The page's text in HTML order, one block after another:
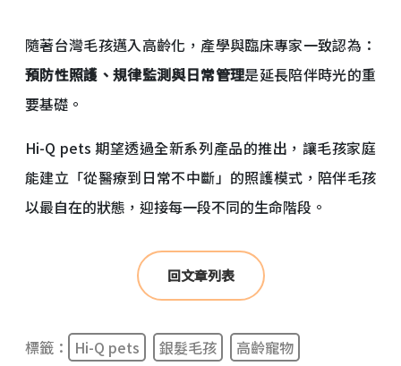
隨著台灣毛孩邁入高齡化，產學與臨床專家一致認為：
預防性照護、規律監測與日常管理是延長陪伴時光的重
要基礎。
Hi-Q pets 期望透過全新系列產品的推出，讓毛孩家庭
能建立「從醫療到日常不中斷」的照護模式，陪伴毛孩
以最自在的狀態，迎接每一段不同的生命階段。
回文章列表
標籤： Hi-Q pets 銀髮毛孩
高齡寵物